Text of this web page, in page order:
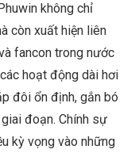
không chỉ
còn xuất hiện liên
fancon trong nước
hoạt động dài hơi
đôi ổn định, gắn bó
đoạn. Chính sự
kỳ vọng vào những